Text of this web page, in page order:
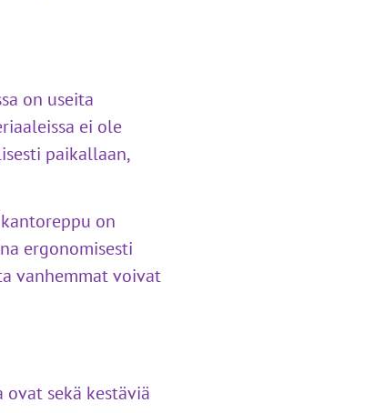
on useita
ei ole
paikallaan,
on
ergonomisesti
vanhemmat voivat
sekä kestäviä